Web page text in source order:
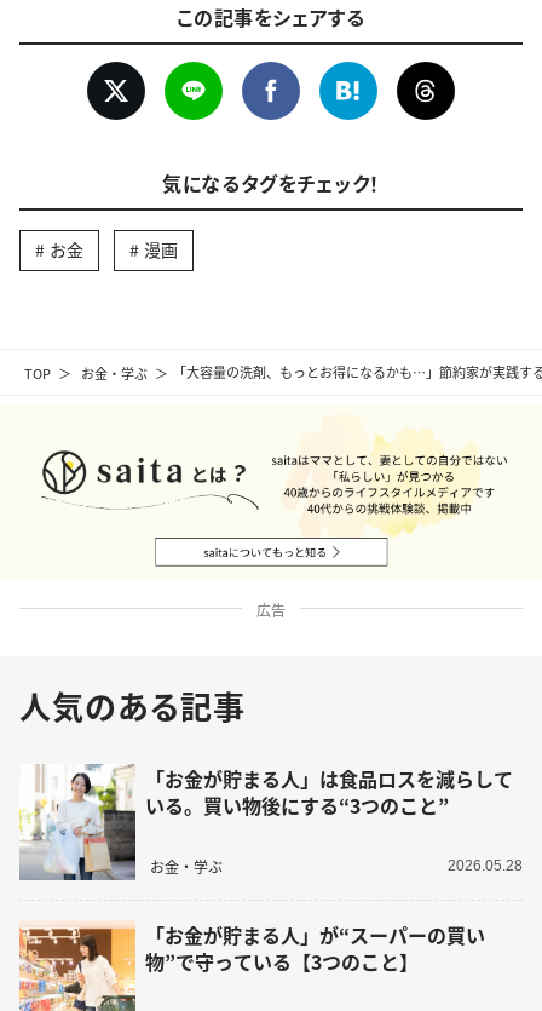
TOP お金・学ぶ 「大容量の洗剤、もっとお得になるかも…」節約家が実践す
この記事をシェアする
気になるタグをチェック！
お金 漫画
広告
人気のある記事
「お金が貯まる人」は食品ロスを減らして
いる。買い物後にする“3つのこと”
お金・学ぶ 2026.05.28
「お金が貯まる人」が“スーパーの買い
物”で守っている【3つのこと】